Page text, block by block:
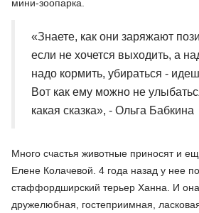
мини-зоопарка.
«Знаете, как они заряжают
если не хочется выходить, а
надо кормить, убираться -
Вот как ему можно не
какая сказка», - Ольга Бабкина
Много счастья животные приносят и
Елене Колачевой. 4 года назад у нее
стаффордширский терьер Ханна. И
дружелюбная, гостеприимная,